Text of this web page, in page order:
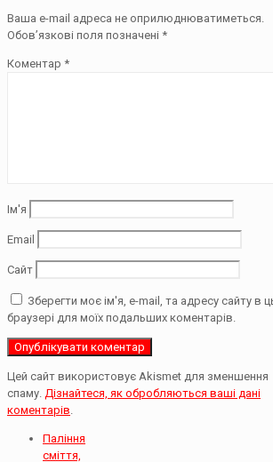
Ваша e-mail адреса не оприлюднюватиметься.
Обов’язкові поля позначені *
Коментар *
Ім'я
Email
Сайт
Зберегти моє ім'я, e-mail, та адресу сайту в
браузері для моїх подальших коментарів.
Цей сайт використовує Akismet для зменшення
спаму. Дізнайтеся, як обробляються ваші дані
коментарів
Паління
сміття,